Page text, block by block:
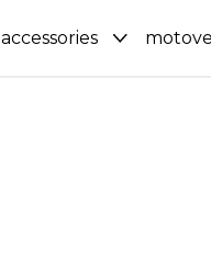
accessories